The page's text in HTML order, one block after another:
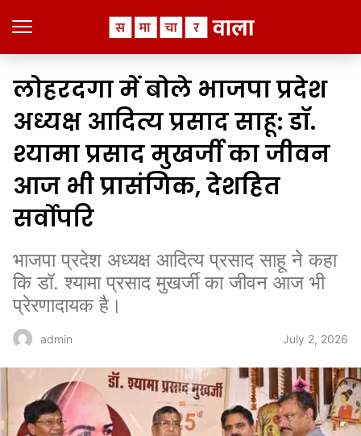
लोहरदगा में बोले भाजपा प्रदेश
अध्यक्ष आदित्य प्रसाद साहू: डॉ.
श्यामा प्रसाद मुखर्जी का जीवन
आज भी प्रासंगिक, देशहित
सर्वोपरि
भाजपा प्रदेश अध्यक्ष आदित्य प्रसाद साहू ने कहा
कि डॉ. श्यामा प्रसाद मुखर्जी का जीवन आज भी
प्रेरणादायक है।
admin July 2, 2026